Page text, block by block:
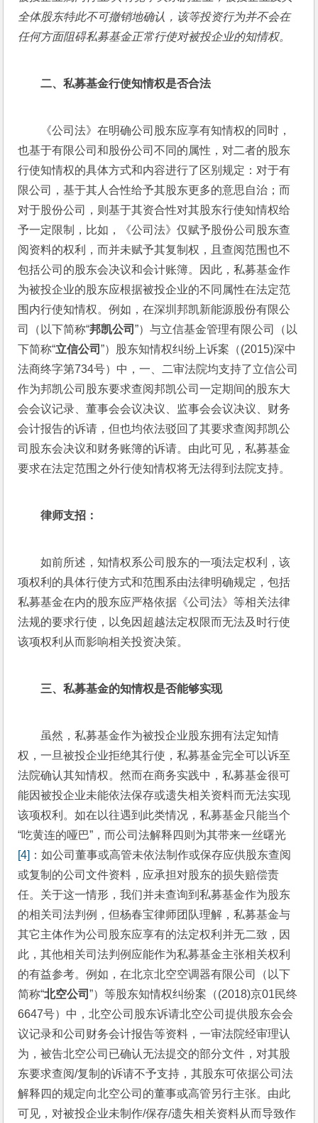
全体股东特此不可撤销地确认，该等投资行为并不会在
任何方面阻碍私募基金正常行使对被投企业的知情权。
二、私募基金行使知情权是否合法
《公司法》在明确公司股东应享有知情权的同时，
也基于有限公司和股份公司不同的属性，对二者的股东
行使知情权的具体方式和内容进行了区别规定：对于有
限公司，基于其人合性给予其股东更多的意思自治；而
对于股份公司，则基于其资合性对其股东行使知情权给
予一定限制，比如，《公司法》仅赋予股份公司股东查
阅资料的权利，而并未赋予其复制权，且查阅范围也不
包括公司的股东会决议和会计账簿。因此，私募基金作
为被投企业的股东应根据被投企业的不同属性在法定范
围内行使知情权。例如，在深圳邦凯新能源股份有限公
司（以下简称“邦凯公司”）与立信基金管理有限公司（以
下简称“立信公司”）股东知情权纠纷上诉案（(2015)深中
法商终字第734号）中，一、二审法院均支持了立信公司
作为邦凯公司股东要求查阅邦凯公司一定期间的股东大
会会议记录、董事会会议决议、监事会会议决议、财务
会计报告的诉请，但也均依法驳回了其要求查阅邦凯公
司股东会决议和财务账簿的诉请。由此可见，私募基金
要求在法定范围之外行使知情权将无法得到法院支持。
律师支招：
如前所述，知情权系公司股东的一项法定权利，该
项权利的具体行使方式和范围系由法律明确规定，包括
私募基金在内的股东应严格依据《公司法》等相关法律
法规的要求行使，以免因超越法定权限而无法及时行使
该项权利从而影响相关投资决策。
三、私募基金的知情权是否能够实现
虽然，私募基金作为被投企业股东拥有法定知情
权，一旦被投企业拒绝其行使，私募基金完全可以诉至
法院确认其知情权。然而在商务实践中，私募基金很可
能因被投企业未能依法保存或遗失相关资料而无法实现
该项权利。如在以往遇到此类情况，私募基金只能当个
“吃黄连的哑巴”，而公司法解释四则为其带来一丝曙光
[4] ：如公司董事或高管未依法制作或保存应供股东查阅
或复制的公司文件资料，应承担对股东的损失赔偿责
任。关于这一情形，我们并未查询到私募基金作为股东
的相关司法判例，但杨春宝律师团队理解，私募基金与
其它主体作为公司股东应享有的法定权利并无二致，因
此，其他相关司法判例应能作为私募基金主张相关权利
的有益参考。例如，在北京北空空调器有限公司（以下
简称“北空公司”）等股东知情权纠纷案（(2018)京01民终
6647号）中，北空公司股东诉请北空公司提供股东会会
议记录和公司财务会计报告等资料，一审法院经审理认
为，被告北空公司已确认无法提交的部分文件，对其股
东要求查阅/复制的诉请不予支持，其股东可依据公司法
解释四的规定向北空公司的董事或高管另行主张。由此
可见，对被投企业未制作/保存/遗失相关资料从而导致作